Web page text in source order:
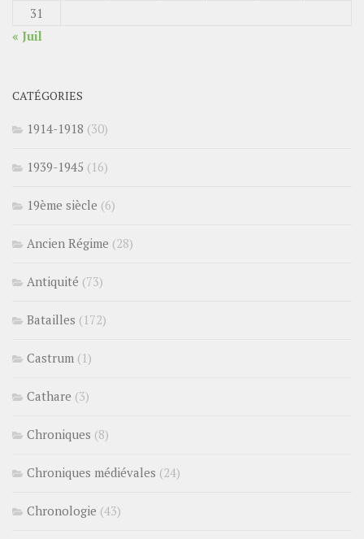
31
« Juil
CATÉGORIES
1914-1918 (30)
1939-1945 (16)
19ème siècle (6)
Ancien Régime (28)
Antiquité (73)
Batailles (172)
Castrum (1)
Cathare (3)
Chroniques (8)
Chroniques médiévales (24)
Chronologie (43)